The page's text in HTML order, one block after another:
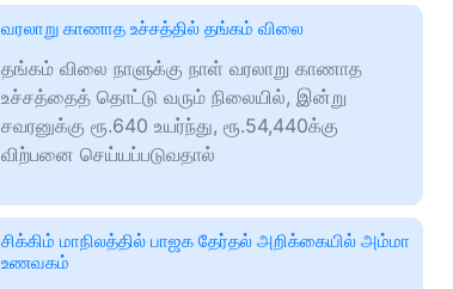
வரலாறு காணாத உச்சத்தில் தங்கம் விலை
தங்கம் விலை நாளுக்கு நாள் வரலாறு காணாத
உச்சத்தைத் தொட்டு வரும் நிலையில், இன்று
சவரனுக்கு ரூ.640 உயர்ந்து, ரூ.54,440க்கு
விற்பனை செய்யப்படுவதால்
சிக்கிம் மாநிலத்தில் பாஜக தேர்தல் அறிக்கையில் அம்மா
உணவகம்